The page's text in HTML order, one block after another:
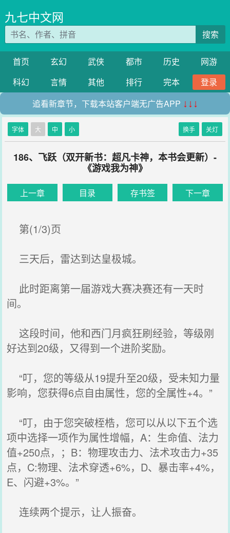
九七中文网
搜索
首页 玄幻 武侠 都市 历史
网游
科幻
言情 其他 排行 完本
登录
追看新章节，下载本站客户端无广告APP ↓↓↓
字体 大 中 小 换手 关灯
186、飞跃（双开新书：超凡卡神，本书会更新）-
《游戏我为神》
上一章 目录 存书签 下一章
第(1/3)页
三天后，雷达到达皇极城。
此时距离第一届游戏大赛决赛还有一天时
间。
这段时间，他和西门月疯狂刷经验，等级刚
好达到20级，又得到一个进阶奖励。
“叮，您的等级从19提升至20级，受未知力量
影响，您获得6点自由属性，您的全属性+4。”
“叮，由于您突破桎梏，您可以从以下五个选
项中选择一项作为属性增幅，A：生命值、法力
值+250点，；B：物理攻击力、法术攻击力+35
点，C:物理、法术穿透+6%，D、暴击率+4%，
E、闪避+3%。”
连续两个提示，让人振奋。